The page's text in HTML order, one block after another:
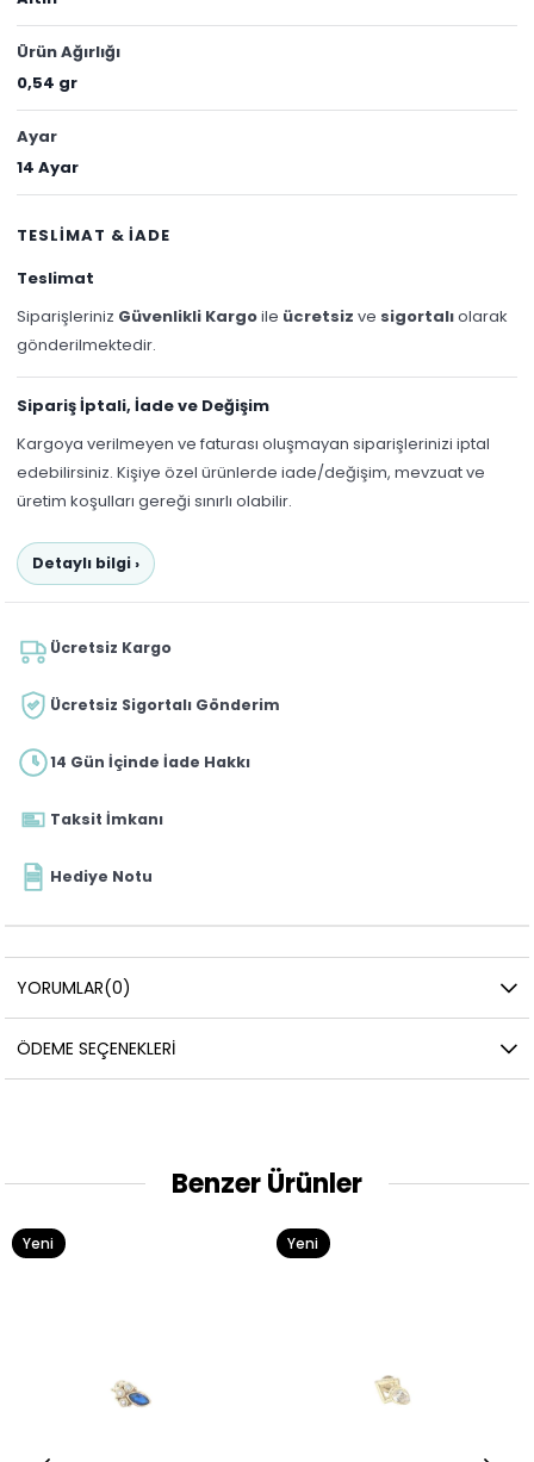
Ürün Ağırlığı
0,54 gr
Ayar
14 Ayar
TESLİMAT & İADE
Teslimat
Siparişleriniz Güvenlikli Kargoile ücretsiz ve sigortalıolarak
gönderilmektedir.
Sipariş İptali, İade ve Değişim
Kargoya verilmeyen ve faturası oluşmayan siparişlerinizi iptal
edebilirsiniz. Kişiye özel ürünlerde iade/değişim, mevzuat ve
üretim koşulları gereği sınırlı olabilir.
Detaylı bilgi ›
Ücretsiz Kargo
Ücretsiz Sigortalı Gönderim
14 Gün İçinde İade Hakkı
Taksit İmkanı
Hediye Notu
YORUMLAR(0)
ÖDEME SEÇENEKLERI
Benzer Ürünler